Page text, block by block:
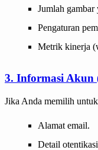
Jumlah gambar
Pengaturan
Metrik kinerja
3. Informasi Akun
Jika Anda memilih
Alamat email.
Detail